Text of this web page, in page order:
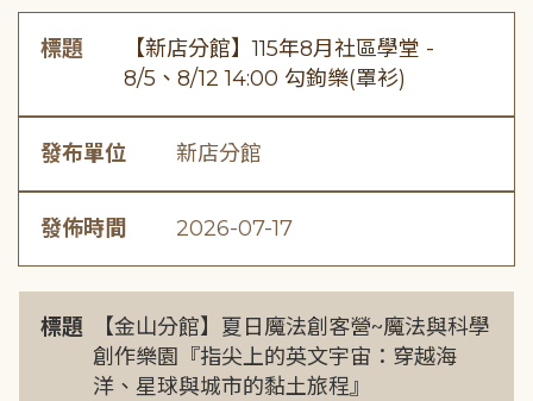
標題
【新店分館】115年8月社區學堂 -
8/5、8/12 14:00 勾鉤樂(罩衫)
發布單位 新店分館
發佈時間 2026-07-17
標題
【金山分館】夏日魔法創客營~魔法與科學
創作樂園『指尖上的英文宇宙：穿越海
洋、星球與城市的黏土旅程』